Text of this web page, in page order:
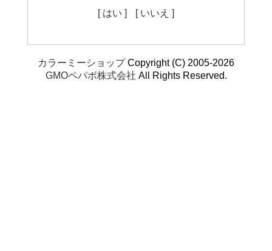
[ はい ] [ いいえ ]
カラーミーショップCopyright (C) 2005-2026
GMOペパボ株式会社 All Rights Reserved.